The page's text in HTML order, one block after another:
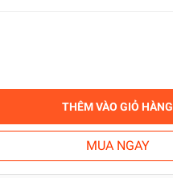
THÊM VÀO GIỎ HÀNG
MUA NGAY